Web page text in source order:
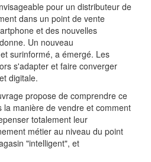
pour un distributeur de
dans un point de vente
et des nouvelles
Un nouveau
surinformé, a émergé. Les
s'adapter et faire converger
digitale.
propose de comprendre ce
la manière de vendre et comment
totalement leur
métier au niveau du point
"intelligent", et